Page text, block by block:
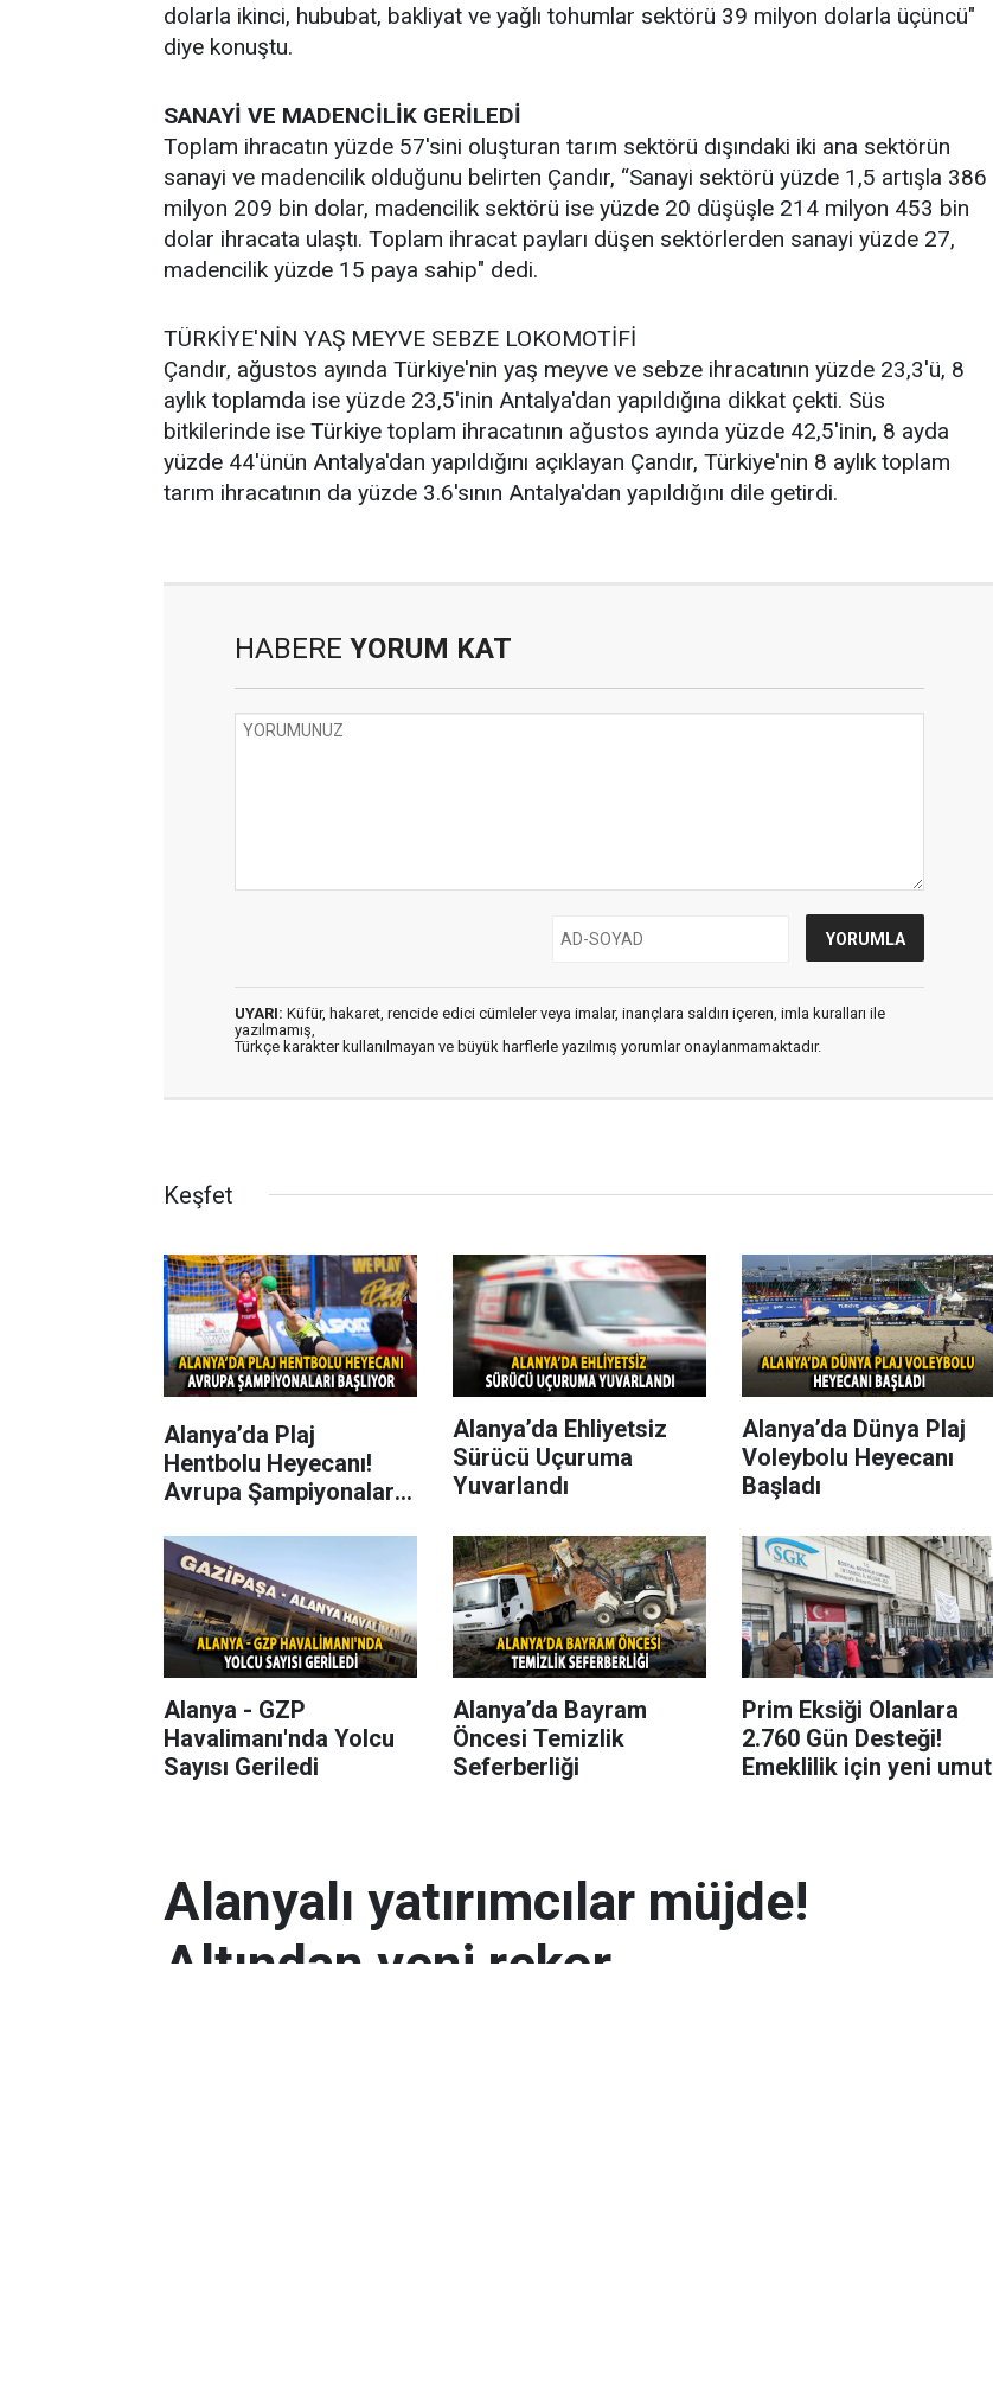
dolarla ikinci, hububat, bakliyat ve yağlı tohumlar sektörü 39 milyon dolarla üçüncü"
diye konuştu.
SANAYİ VE MADENCİLİK GERİLEDİ
Toplam ihracatın yüzde 57'sini oluşturan tarım sektörü dışındaki iki ana sektörün
sanayi ve madencilik olduğunu belirten Çandır, “Sanayi sektörü yüzde 1,5 artışla 386
milyon 209 bin dolar, madencilik sektörü ise yüzde 20 düşüşle 214 milyon 453 bin
dolar ihracata ulaştı. Toplam ihracat payları düşen sektörlerden sanayi yüzde 27,
madencilik yüzde 15 paya sahip" dedi.
TÜRKİYE'NİN YAŞ MEYVE SEBZE LOKOMOTİFİ
Çandır, ağustos ayında Türkiye'nin yaş meyve ve sebze ihracatının yüzde 23,3'ü, 8
aylık toplamda ise yüzde 23,5'inin Antalya'dan yapıldığına dikkat çekti. Süs
bitkilerinde ise Türkiye toplam ihracatının ağustos ayında yüzde 42,5'inin, 8 ayda
yüzde 44'ünün Antalya'dan yapıldığını açıklayan Çandır, Türkiye'nin 8 aylık toplam
tarım ihracatının da yüzde 3.6'sının Antalya'dan yapıldığını dile getirdi.
HABERE YORUM KAT
UYARI: Küfür, hakaret, rencide edici cümleler veya imalar, inançlara saldırı içeren, imla kuralları ile
yazılmamış,
Türkçe karakter kullanılmayan ve büyük harflerle yazılmış yorumlar onaylanmamaktadır.
Keşfet
Alanya’da Plaj
Hentbolu Heyecanı!
Avrupa Şampiyonaları
Alanya’da Ehliyetsiz
Sürücü Uçuruma
Yuvarlandı
Alanya’da Dünya Plaj
Voleybolu Heyecanı
Başladı
Alanya - GZP
Havalimanı'nda Yolcu
Sayısı Geriledi
Alanya’da Bayram
Öncesi Temizlik
Seferberliği
Prim Eksiği Olanlara
2.760 Gün Desteği!
Emeklilik için yeni umut
Alanyalı yatırımcılar müjde!
Altından yeni rekor